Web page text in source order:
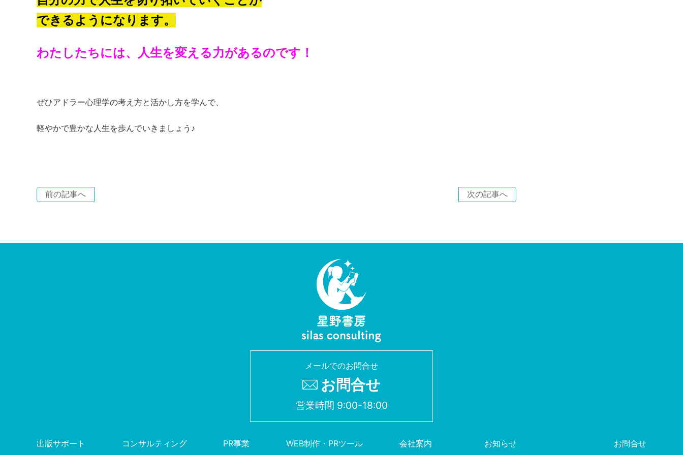
できるようになります。
わたしたちには、人生を変える力があるのです！
ぜひアドラー心理学の考え方と活かし方を学んで、
軽やかで豊かな人生を歩んでいきましょう♪
前の記事へ 次の記事へ
メールでのお問合せ
お問合せ
営業時間 9:00-18:00
出版サポート コンサルティング PR事業 WEB制作・PRツール
会社案内
お知らせ
お問合せ